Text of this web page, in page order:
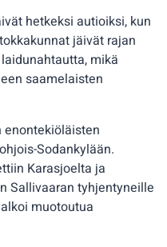
hetkeksi autioiksi, kun
jäivät rajan
mikä
saamelaisten
Sodankylään.
Karasjoelta ja
Sallivaaran tyhjentyneille
muotoutua